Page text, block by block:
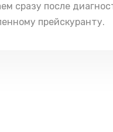
сразу после
прейскуранту.